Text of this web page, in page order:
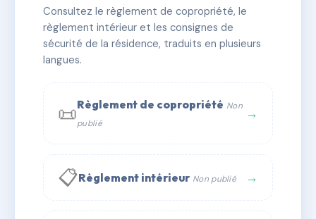
📍 15 r du croissant 75002 Paris
✓ Immatriculée 🏠 31 lots 🏗 1 bâtiment(s)
📞 Contacter Syndic Digital 💬 WhatsApp
✉ Email
Consultez le règlement de copropriété, le
règlement intérieur et les consignes de
sécurité de la résidence, traduits en plusieurs
langues.
📜Règlement de copropriété Non
publié
→
📋Règlement intérieur Non publié →